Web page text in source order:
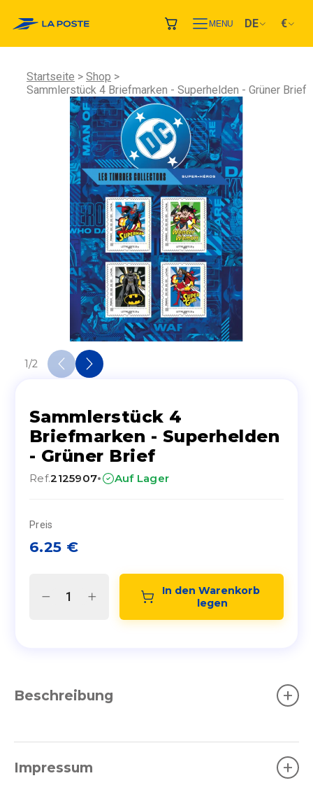
MENU DE €
Startseite
Shop
Sammlerstück 4 Briefmarken - Superhelden - Grüner Brief
1/2
Sammlerstück 4
Briefmarken - Superhelden
- Grüner Brief
Ref.2125907· Auf Lager
Preis
6.25 €
In den Warenkorb
legen
Beschreibung +
Impressum +